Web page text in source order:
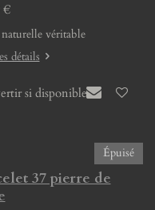
€
véritable
détails
si disponible
Épuisé
37 pierre de